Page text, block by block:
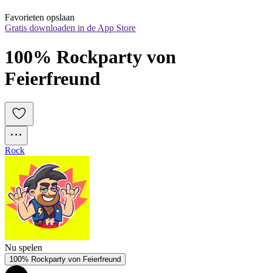
Favorieten opslaan
Gratis downloaden in de App Store
100% Rockparty von
Feierfreund
Rock
Nu spelen
100% Rockparty von Feierfreund